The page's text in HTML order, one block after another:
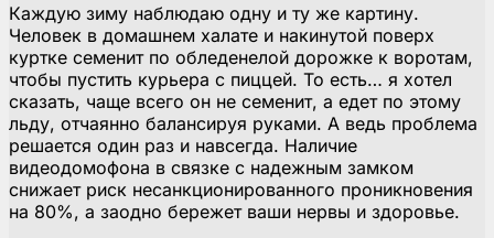
Каждую зиму наблюдаю одну и ту же картину.
Человек в домашнем халате и накинутой поверх
куртке семенит по обледенелой дорожке к воротам,
чтобы пустить курьера с пиццей. То есть… я хотел
сказать, чаще всего он не семенит, а едет по этому
льду, отчаянно балансируя руками. А ведь проблема
решается один раз и навсегда. Наличие
видеодомофона в связке с надежным замком
снижает риск несанкционированного проникновения
на 80%, а заодно бережет ваши нервы и здоровье.